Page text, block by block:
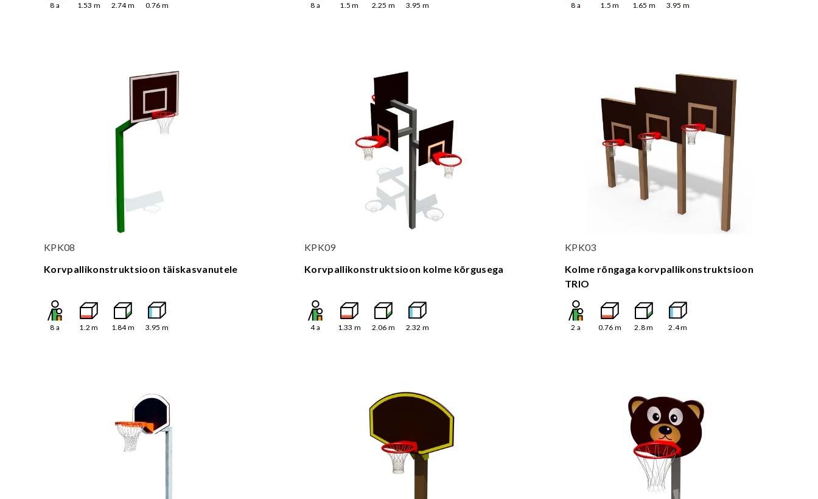
8 a 1.53 m 2.74m 0.76 m 8 a 1.5 m 2.25 m 3.95 m 8 a 1.5 m 1.65 m 3.95 m
KPK08
Korvpallikonstruktsioon täiskasvanutele
8 a 1.2 m 1.84m 3.95 m
KPK09
Korvpallikonstruktsioon kolme kõrgusega
4a 1.33 m 2.06 m 2.32 m
KPK03
Kolme rõngaga korvpallikonstruktsioon
TRIO
2 a 0.76 m 2.8m 2.4m